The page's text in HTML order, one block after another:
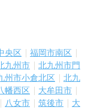
央区
福岡市南区
九州市
北九州市門
州市小倉北区
北九
幡西区
大牟田市
八女市 筑後市
大